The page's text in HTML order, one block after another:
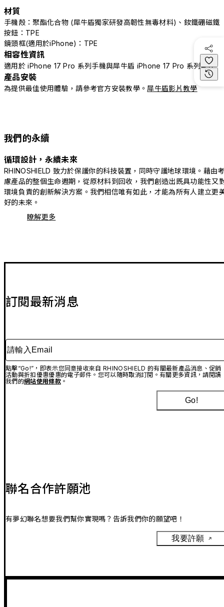
材質
手機殼：聚酯化合物 (犀牛盾獨家研發高韌性無毒材料)、釹鐵硼磁鐵
按鈕：TPE
鏡頭框(適用於iPhone)：TPE
相容性資訊
適用於 iPhone 17 Pro 系列手機與犀牛盾 iPhone 17 Pro 系列配件
產品安裝
為提供最佳使用體驗，請參考官方安裝教學。 犀牛盾影片教學
我們的永續
循環設計，永續未來
RHINOSHIELD 致力於保護你的科技裝置，同時守護地球環境。藉由
慮產品的整個生命週期，從原材料到回收，我們創造出既具功能性又
環境負責的創新解決方案。我們相信唯有如此，才能為所有人建立更
好的未來。
瞭解更多
訂閱最新消息
請輸入Email
點擊“Go!”，即表示您同意接收來自 RHINOSHIELD 的有關最新產品消息、促銷
活動與折扣優惠優惠的電子郵件。您可以隨時取消訂閱。有關更多資訊，請閱讀
我們的網站使用條款。
Go!
聯名合作許願池
有夢幻聯名想要我們幫你實現嗎？告訴我們你的願望吧！
我要許願